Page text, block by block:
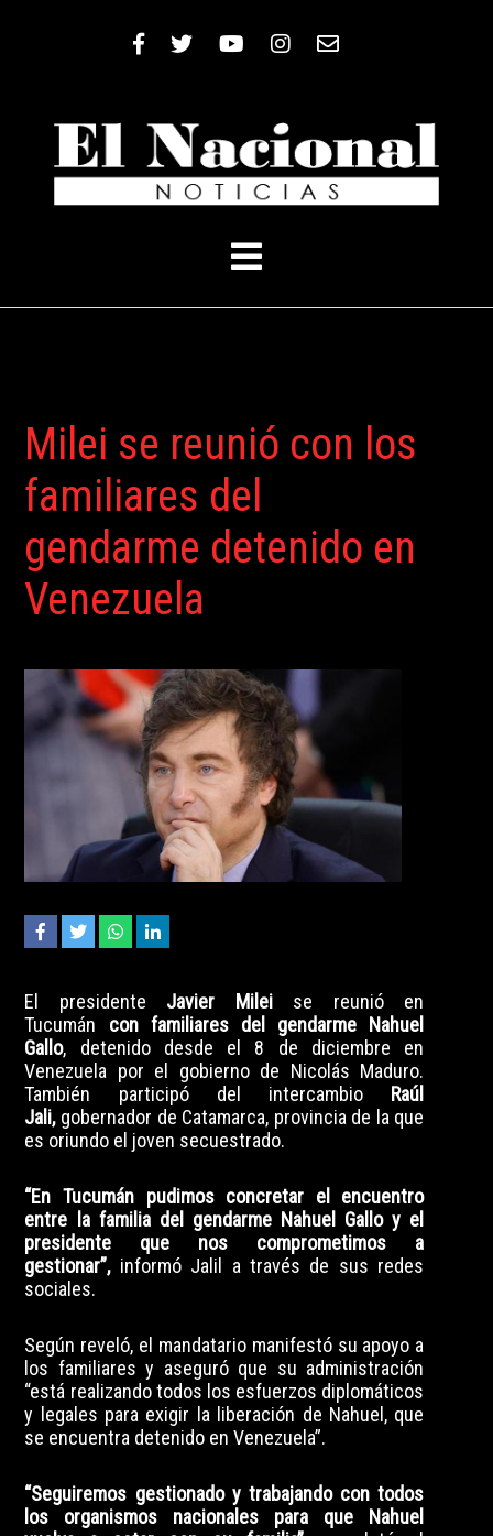
Nacionales
Policiales
Cultura
Gremiales
Nacionales
Policiales
Cultura
Gremiales
Milei se reunió con los
familiares del
gendarme detenido en
Venezuela
El presidente Javier Milei se reunió en
Tucumán con familiares del gendarme Nahuel
Gallo, detenido desde el 8 de diciembre en
Venezuela por el gobierno de Nicolás Maduro.
También participó del intercambio Raúl
Jali,gobernador de Catamarca, provincia de la que
es oriundo el joven secuestrado.
“En Tucumán pudimos concretar el encuentro
entre la familia del gendarme Nahuel Gallo y el
presidente que nos comprometimos a
gestionar”,informó Jalil a través de sus redes
sociales.
Según reveló, el mandatario manifestó su apoyo a
los familiares y aseguró que su administración
“está realizando todos los esfuerzos diplomáticos
y legales para exigir la liberación de Nahuel, que
se encuentra detenido en Venezuela”.
“Seguiremos gestionado y trabajando con todos
los organismos nacionales para que Nahuel